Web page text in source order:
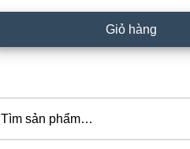
Giỏ hàng